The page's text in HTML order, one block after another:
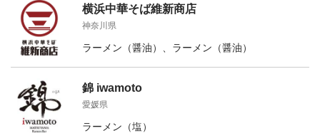
横浜中華そば維新商店
神奈川県
ラーメン（醤油）、ラーメン（醤油）
錦 iwamoto
愛媛県
ラーメン（塩）